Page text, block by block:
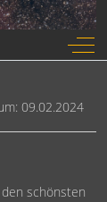
Off-
09.02.2024
schönsten